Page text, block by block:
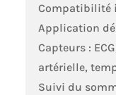
Compatibilité
Application
Capteurs :
artérielle,
Suivi du